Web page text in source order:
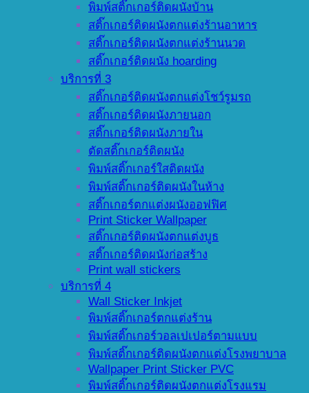
พิมพ์สติ๊กเกอร์ติดผนังบ้าน
สติ๊กเกอร์ติดผนังตกแต่งร้านอาหาร
สติ๊กเกอร์ติดผนังตกแต่งร้านนวด
สติ๊กเกอร์ติดผนัง hoarding
บริการที่ 3
สติ๊กเกอร์ติดผนังตกแต่งโชว์รูมรถ
สติ๊กเกอร์ติดผนังภายนอก
สติ๊กเกอร์ติดผนังภายใน
ตัดสติ๊กเกอร์ติดผนัง
พิมพ์สติ๊กเกอร์ใสติดผนัง
พิมพ์สติ๊กเกอร์ติดผนังในห้าง
สติ๊กเกอร์ตกแต่งผนังออฟฟิศ
Print Sticker Wallpaper
สติ๊กเกอร์ติดผนังตกแต่งบูธ
สติ๊กเกอร์ติดผนังก่อสร้าง
Print wall stickers
บริการที่ 4
Wall Sticker Inkjet
พิมพ์สติ๊กเกอร์ตกแต่งร้าน
พิมพ์สติ๊กเกอร์วอลเปเปอร์ตามแบบ
พิมพ์สติ๊กเกอร์ติดผนังตกแต่งโรงพยาบาล
Wallpaper Print Sticker PVC
พิมพ์สติ๊กเกอร์ติดผนังตกแต่งโรงแรม